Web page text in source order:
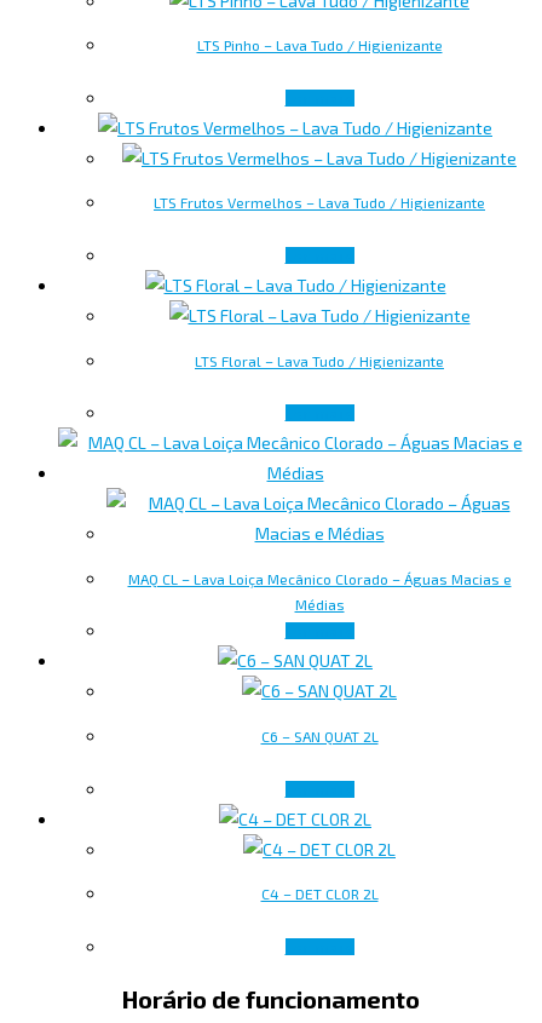
LTS Pinho – Lava Tudo / Higienizante
LTS Frutos Vermelhos – Lava Tudo / Higienizante
LTS Floral – Lava Tudo / Higienizante
MAQ CL – Lava Loiça Mecânico Clorado – Águas Macias e
Médias
C6 – SAN QUAT 2L
C4 – DET CLOR 2L
Horário de funcionamento